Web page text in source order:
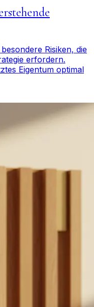
Risiken, die
erfordern.
Eigentum optimal